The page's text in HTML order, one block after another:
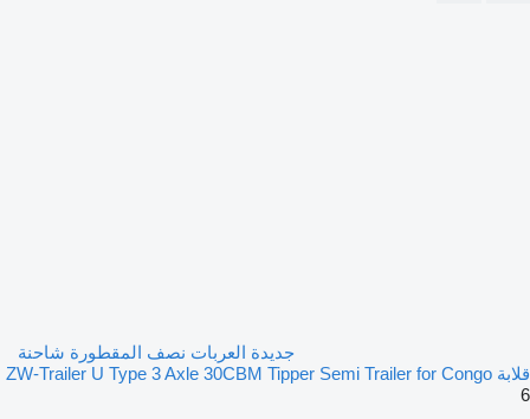
جديدة العربات نصف المقطورة شاحنة
قلابة ZW-Trailer U Type 3 Axle 30CBM Tipper Semi Trailer for Congo
6